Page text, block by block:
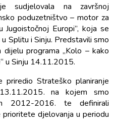
sudjelovala na završnoj
poduzetništvo – motor za
Europi”, koja se
Splitu i Sinju. Predstavili smo
programa „Kolo – kako
u Sinju 14.11.2015.
priredio Strateško planiranje
na kojem smo
2012-2016. te definirali
djelovanja u periodu